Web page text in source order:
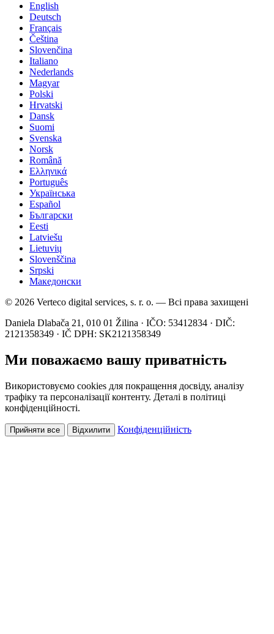
English
Deutsch
Français
Čeština
Slovenčina
Italiano
Nederlands
Magyar
Polski
Hrvatski
Dansk
Suomi
Svenska
Norsk
Română
Ελληνικά
Português
Українська
Español
Български
Eesti
Latviešu
Lietuvių
Slovenščina
Srpski
Македонски
© 2026 Verteco digital services, s. r. o. — Всі права захищені
Daniela Dlabača 21, 010 01 Žilina · IČO: 53412834 · DIČ:
2121358349 · IČ DPH: SK2121358349
Ми поважаємо вашу приватність
Використовуємо cookies для покращення досвіду, аналізу
трафіку та персоналізації контенту. Деталі в політиці
конфіденційності.
Прийняти все Відхилити Конфіденційність